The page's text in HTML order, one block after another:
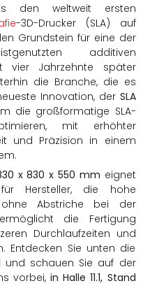
den weltweit ersten
-3D-Drucker (SLA) auf
Grundstein für eine der
additiven
vier Jahrzehnte später
die Branche, die es
Innovation, der SLA
die großformatige SLA-
mit erhöhter
und Präzision in einem
x 830 x 550 mm eignet
Hersteller, die hohe
ohne Abstriche bei der
die Fertigung
Durchlaufzeiten und
Entdecken Sie unten die
und schauen Sie auf der
vorbei, in Halle 11.1, Stand